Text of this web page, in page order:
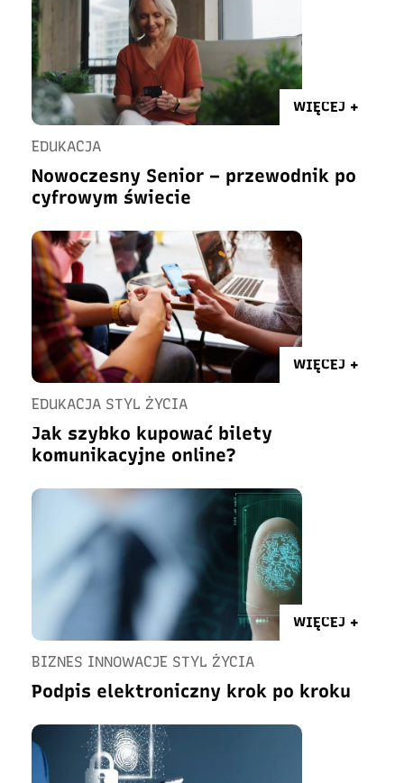
WIĘCEJ +
EDUKACJA
Nowoczesny Senior – przewodnik po
cyfrowym świecie
WIĘCEJ +
EDUKACJA STYL ŻYCIA
Jak szybko kupować bilety
komunikacyjne online?
WIĘCEJ +
BIZNES INNOWACJE STYL ŻYCIA
Podpis elektroniczny krok po kroku